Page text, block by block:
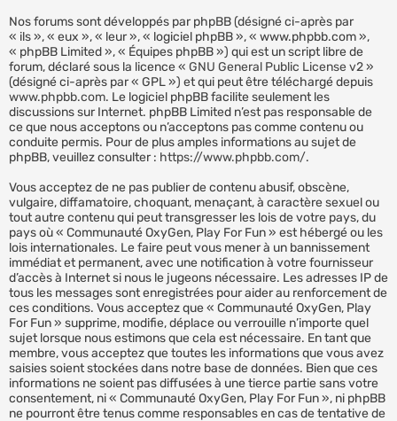
Nos forums sont développés par phpBB (désigné ci-après par
« ils », « eux », « leur », « logiciel phpBB », « www.phpbb.com »,
« phpBB Limited », « Équipes phpBB ») qui est un script libre de
forum, déclaré sous la licence « GNU General Public License v2»
(désigné ci-après par « GPL ») et qui peut être téléchargé depuis
www.phpbb.com. Le logiciel phpBB facilite seulement les
discussions sur Internet. phpBB Limited n’est pas responsable de
ce que nous acceptons ou n’acceptons pas comme contenu ou
conduite permis. Pour de plus amples informations au sujet de
phpBB, veuillez consulter : https://www.phpbb.com/.
Vous acceptez de ne pas publier de contenu abusif, obscène,
vulgaire, diffamatoire, choquant, menaçant, à caractère sexuel ou
tout autre contenu qui peut transgresser les lois de votre pays, du
pays où « Communauté OxyGen, Play For Fun » est hébergé ou les
lois internationales. Le faire peut vous mener à un bannissement
immédiat et permanent, avec une notification à votre fournisseur
d’accès à Internet si nous le jugeons nécessaire. Les adresses IP de
tous les messages sont enregistrées pour aider au renforcement de
ces conditions. Vous acceptez que « Communauté OxyGen, Play
For Fun » supprime, modifie, déplace ou verrouille n’importe quel
sujet lorsque nous estimons que cela est nécessaire. En tant que
membre, vous acceptez que toutes les informations que vous avez
saisies soient stockées dans notre base de données. Bien que ces
informations ne soient pas diffusées à une tierce partie sans votre
consentement, ni « Communauté OxyGen, Play For Fun », ni phpBB
ne pourront être tenus comme responsables en cas de tentative de